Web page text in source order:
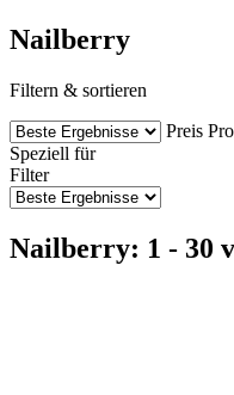
Nailberry
Filtern & sortieren
Preis
Speziell für
Filter
Nailberry: 1 - 30